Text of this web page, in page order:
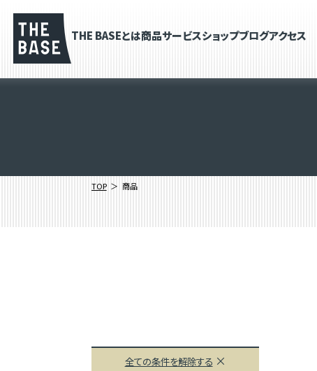
THE BASEとは商品サービスショップブログアクセス
TOP 商品
全ての条件を解除する